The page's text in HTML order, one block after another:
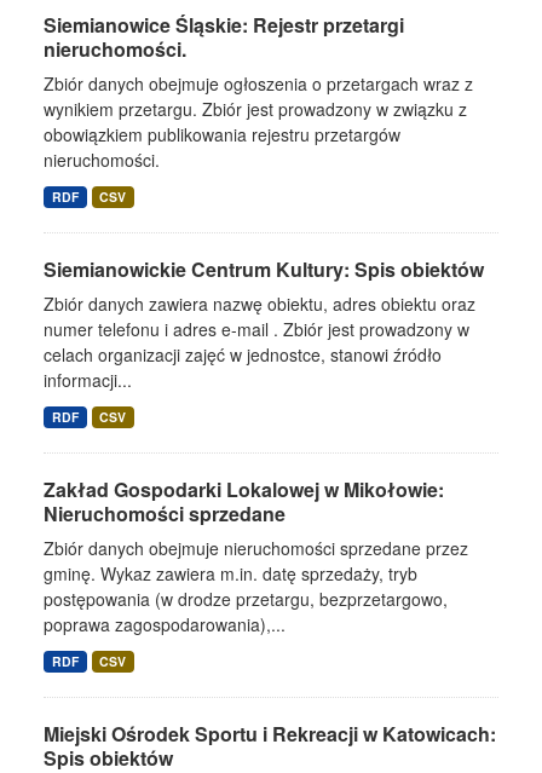
Siemianowice Śląskie: Rejestr przetargi
nieruchomości.
Zbiór danych obejmuje ogłoszenia o przetargach wraz z
wynikiem przetargu. Zbiór jest prowadzony w związku z
obowiązkiem publikowania rejestru przetargów
nieruchomości.
RDF CSV
Siemianowickie Centrum Kultury: Spis obiektów
Zbiór danych zawiera nazwę obiektu, adres obiektu oraz
numer telefonu i adres e-mail . Zbiór jest prowadzony w
celach organizacji zajęć w jednostce, stanowi źródło
informacji...
RDF CSV
Zakład Gospodarki Lokalowej w Mikołowie:
Nieruchomości sprzedane
Zbiór danych obejmuje nieruchomości sprzedane przez
gminę. Wykaz zawiera m.in. datę sprzedaży, tryb
postępowania (w drodze przetargu, bezprzetargowo,
poprawa zagospodarowania),...
RDF CSV
Miejski Ośrodek Sportu i Rekreacji w Katowicach:
Spis obiektów